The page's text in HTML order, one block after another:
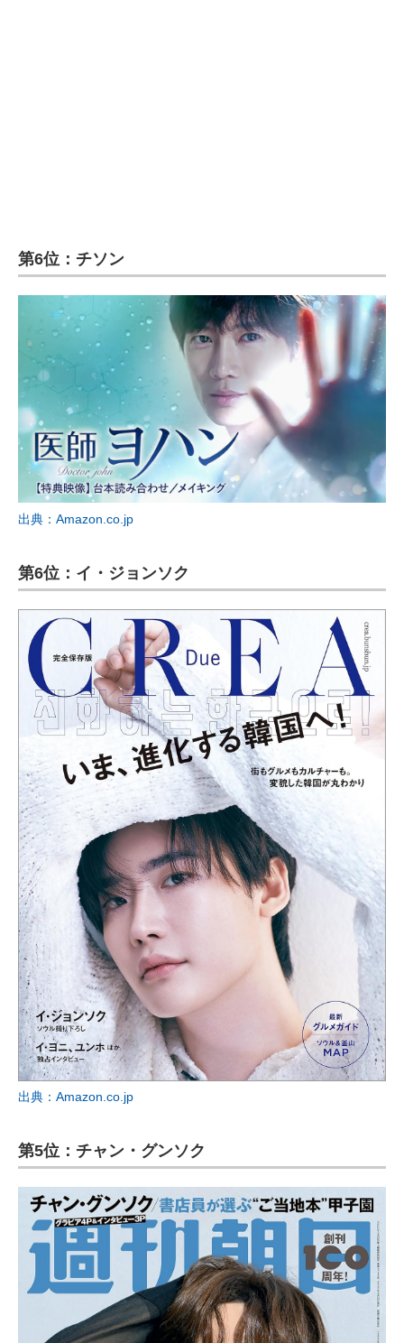
第6位：チソン
出典：Amazon.co.jp
第6位：イ・ジョンソク
出典：Amazon.co.jp
第5位：チャン・グンソク